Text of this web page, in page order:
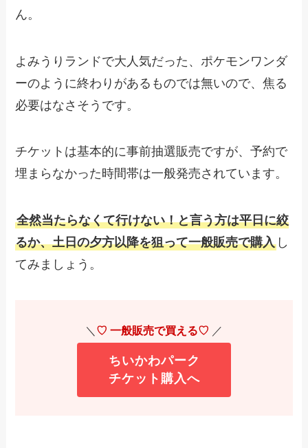
ん。
よみうりランドで大人気だった、ポケモンワンダ
ーのように終わりがあるものでは無いので、焦る
必要はなさそうです。
チケットは基本的に事前抽選販売ですが、予約で
埋まらなかった時間帯は一般発売されています。
全然当たらなくて行けない！と言う方は平日に絞
るか、土日の夕方以降を狙って一般販売で購入 し
てみましょう。
＼ ♡ 一般販売で買える♡ ／
ちいかわパーク
チケット購入へ